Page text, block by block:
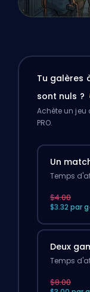
Tu galères
sont nuls ?
Achète un jeu
PRO.
Un
Temps
$4.00
$3.32 par
Deux
Temps
$8.00